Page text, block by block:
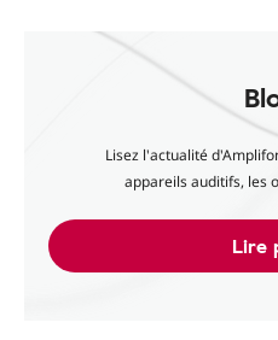
Lisez l'actualité
appareils auditifs, les
Lire